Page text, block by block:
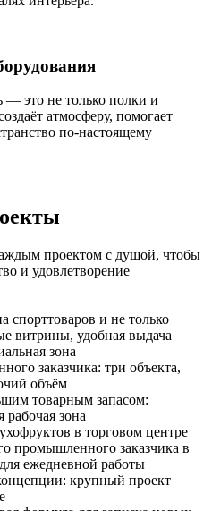
— это не только полки и
атмосферу, помогает
по-настоящему
проектом с душой, чтобы
и удовлетворение